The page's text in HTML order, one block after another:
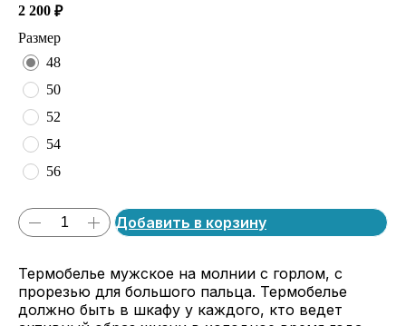
2 200 ₽
Размер
48
50
52
54
56
Добавить в корзину
Термобелье мужское на молнии с горлом, с
прорезью для большого пальца. Термобелье
должно быть в шкафу у каждого, кто ведет